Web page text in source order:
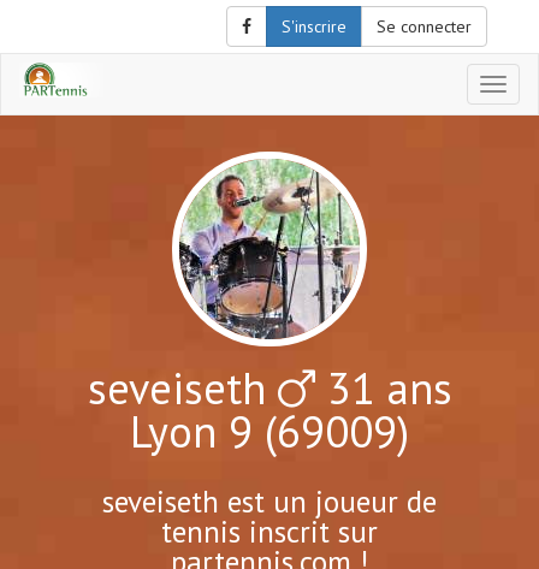
S'inscrire Se connecter
le
seveiseth 31 ans
Lyon 9 (69009)
seveiseth est un joueur de
tennis inscrit sur